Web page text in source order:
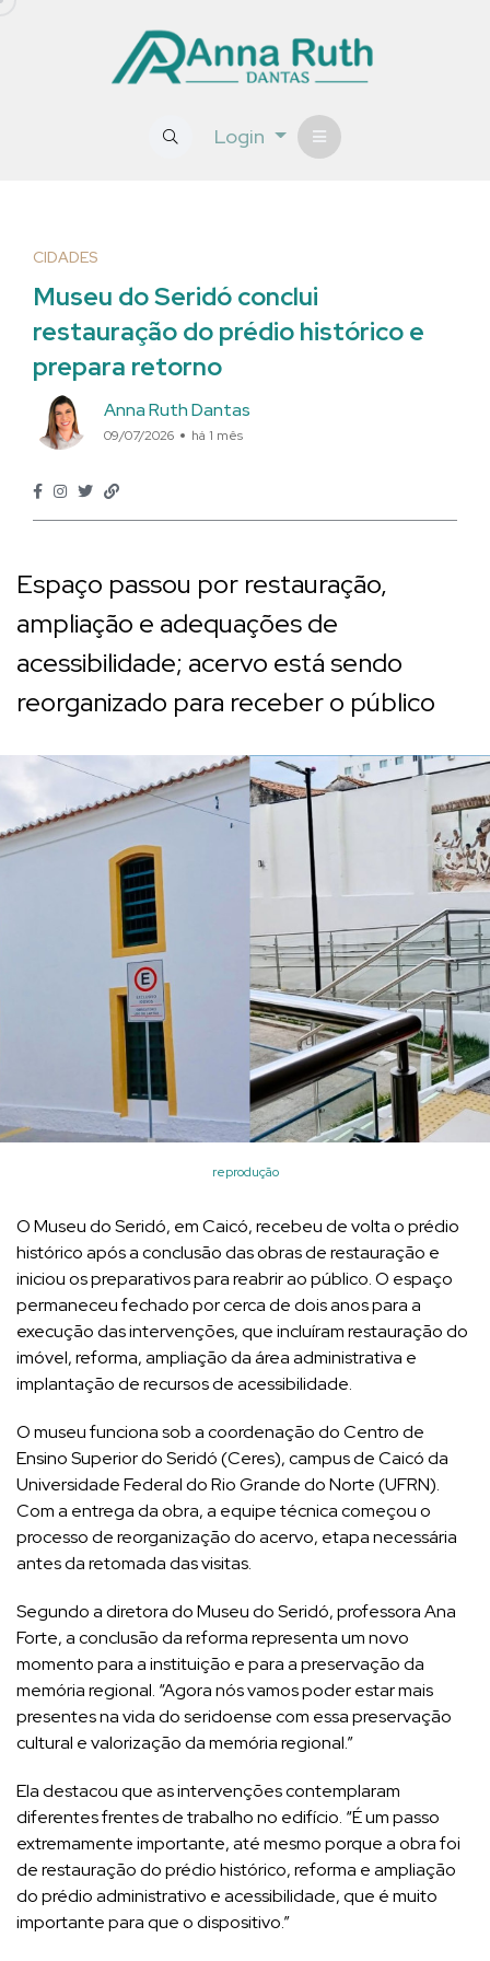
Login
CIDADES
Museu do Seridó conclui
restauração do prédio histórico e
prepara retorno
Anna Ruth Dantas
09/07/2026 há 1 mês
Espaço passou por restauração,
ampliação e adequações de
acessibilidade; acervo está sendo
reorganizado para receber o público
reprodução
O Museu do Seridó, em Caicó, recebeu de volta o prédio
histórico após a conclusão das obras de restauração e
iniciou os preparativos para reabrir ao público. O espaço
permaneceu fechado por cerca de dois anos para a
execução das intervenções, que incluíram restauração do
imóvel, reforma, ampliação da área administrativa e
implantação de recursos de acessibilidade.
O museu funciona sob a coordenação do Centro de
Ensino Superior do Seridó (Ceres), campus de Caicó da
Universidade Federal do Rio Grande do Norte (UFRN).
Com a entrega da obra, a equipe técnica começou o
processo de reorganização do acervo, etapa necessária
antes da retomada das visitas.
Segundo a diretora do Museu do Seridó, professora Ana
Forte, a conclusão da reforma representa um novo
momento para a instituição e para a preservação da
memória regional. “Agora nós vamos poder estar mais
presentes na vida do seridoense com essa preservação
cultural e valorização da memória regional.”
Ela destacou que as intervenções contemplaram
diferentes frentes de trabalho no edifício. “É um passo
extremamente importante, até mesmo porque a obra foi
de restauração do prédio histórico, reforma e ampliação
do prédio administrativo e acessibilidade, que é muito
importante para que o dispositivo.”